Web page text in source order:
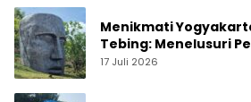
Menikmati
Tebing: Menelusuri
Jogja yang Sedang
17 Juli 2026